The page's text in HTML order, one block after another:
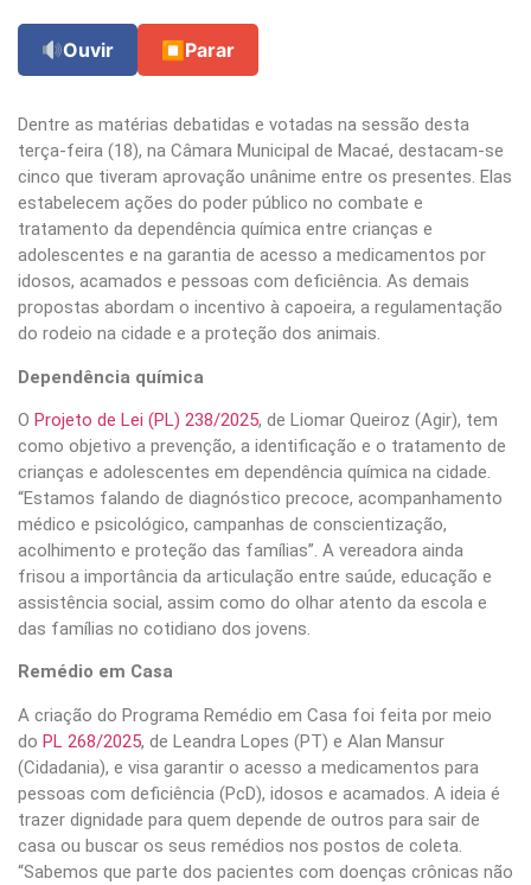
Ouvir ⏹ Parar
Dentre as matérias debatidas e votadas na sessão desta
terça-feira (18), na Câmara Municipal de Macaé, destacam-se
cinco que tiveram aprovação unânime entre os presentes. Elas
estabelecem ações do poder público no combate e
tratamento da dependência química entre crianças e
adolescentes e na garantia de acesso a medicamentos por
idosos, acamados e pessoas com deficiência. As demais
propostas abordam o incentivo à capoeira, a regulamentação
do rodeio na cidade e a proteção dos animais.
Dependência química
O Projeto de Lei (PL) 238/2025, de Liomar Queiroz (Agir), tem
como objetivo a prevenção, a identificação e o tratamento de
crianças e adolescentes em dependência química na cidade.
“Estamos falando de diagnóstico precoce, acompanhamento
médico e psicológico, campanhas de conscientização,
acolhimento e proteção das famílias”. A vereadora ainda
frisou a importância da articulação entre saúde, educação e
assistência social, assim como do olhar atento da escola e
das famílias no cotidiano dos jovens.
Remédio em Casa
A criação do Programa Remédio em Casa foi feita por meio
do PL 268/2025, de Leandra Lopes (PT) e Alan Mansur
(Cidadania), e visa garantir o acesso a medicamentos para
pessoas com deficiência (PcD), idosos e acamados. A ideia é
trazer dignidade para quem depende de outros para sair de
casa ou buscar os seus remédios nos postos de coleta.
“Sabemos que parte dos pacientes com doenças crônicas não